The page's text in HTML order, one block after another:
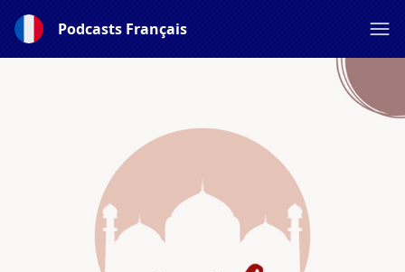
Podcasts Français